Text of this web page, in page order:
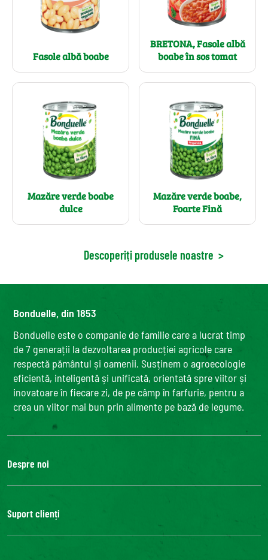
Fasole albă boabe
BRETONA, Fasole albă
boabe în sos tomat
Mazăre verde boabe
dulce
Mazăre verde boabe,
Foarte Fină
Descoperiți produsele noastre >
Bonduelle, din 1853
Bonduelle este o companie de familie care a lucrat timp
de 7 generații la dezvoltarea producției agricole care
respectă pământul și oamenii. Susținem o agroecologie
eficientă, inteligentă și unificată, orientată spre viitor și
inovatoare în fiecare zi, de pe câmp în farfurie, pentru a
crea un viitor mai bun prin alimente pe bază de legume.
Despre noi
Grupul Bonduelle
Bonduelle Food Service
Suport clienți
Contactează-ne